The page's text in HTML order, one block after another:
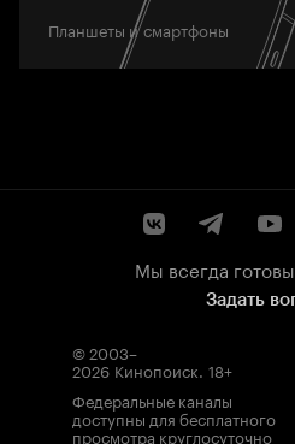
Планшеты и смартфоны
Мы всегда
Задать
© 2003–
2026 Кинопоиск. 18+
Федеральные каналы
доступны для бесплатного
просмотра круглосуточно